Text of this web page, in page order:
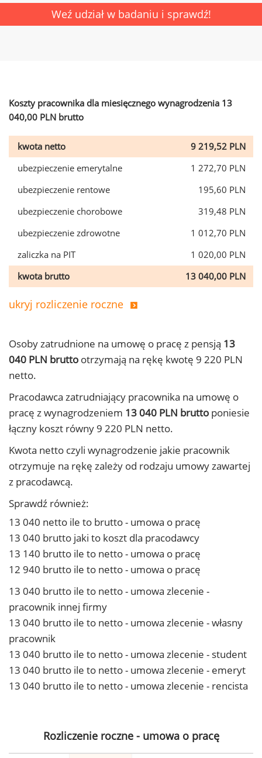
Weź udział w badaniu i sprawdź!
Koszty pracownika dla miesięcznego wynagrodzenia 13
040,00 PLN brutto
kwota netto
9 219,52 PLN
ubezpieczenie emerytalne
1 272,70 PLN
ubezpieczenie rentowe
195,60 PLN
ubezpieczenie chorobowe
319,48 PLN
ubezpieczenie zdrowotne
1 012,70 PLN
zaliczka na PIT
1 020,00 PLN
kwota brutto
13 040,00 PLN
ukryj rozliczenie roczne
Osoby zatrudnione na umowę o pracę z pensją 13
040 PLN brutto otrzymają na rękę kwotę 9 220 PLN
netto.
Pracodawca zatrudniający pracownika na umowę o
pracę z wynagrodzeniem 13 040 PLN brutto poniesie
łączny koszt równy 9 220 PLN netto.
Kwota netto czyli wynagrodzenie jakie pracownik
otrzymuje na rękę zależy od rodzaju umowy zawartej
z pracodawcą.
Sprawdź również:
13 040 netto ile to brutto - umowa o pracę
13 040 brutto jaki to koszt dla pracodawcy
13 140 brutto ile to netto - umowa o pracę
12 940 brutto ile to netto - umowa o pracę
13 040 brutto ile to netto - umowa zlecenie -
pracownik innej firmy
13 040 brutto ile to netto - umowa zlecenie - własny
pracownik
13 040 brutto ile to netto - umowa zlecenie - student
13 040 brutto ile to netto - umowa zlecenie - emeryt
13 040 brutto ile to netto - umowa zlecenie - rencista
Rozliczenie roczne - umowa o pracę